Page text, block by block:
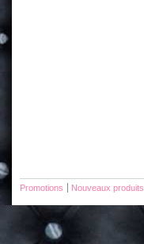
Promotions Nouveaux produits